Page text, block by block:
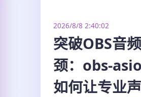
2026/8/8 2:40:02
突破OBS音
颈：obs-
如何让专业